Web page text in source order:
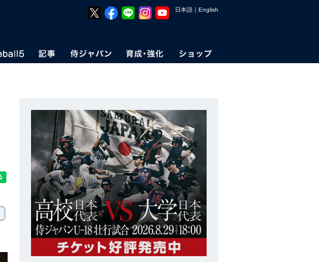
日本語 ｜ English